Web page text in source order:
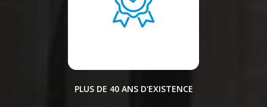
PLUS DE 40 ANS D'EXISTENCE